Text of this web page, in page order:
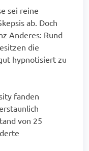
sei reine
ab. Doch
Anderes: Rund
die
hypnotisiert zu
fanden
von 25